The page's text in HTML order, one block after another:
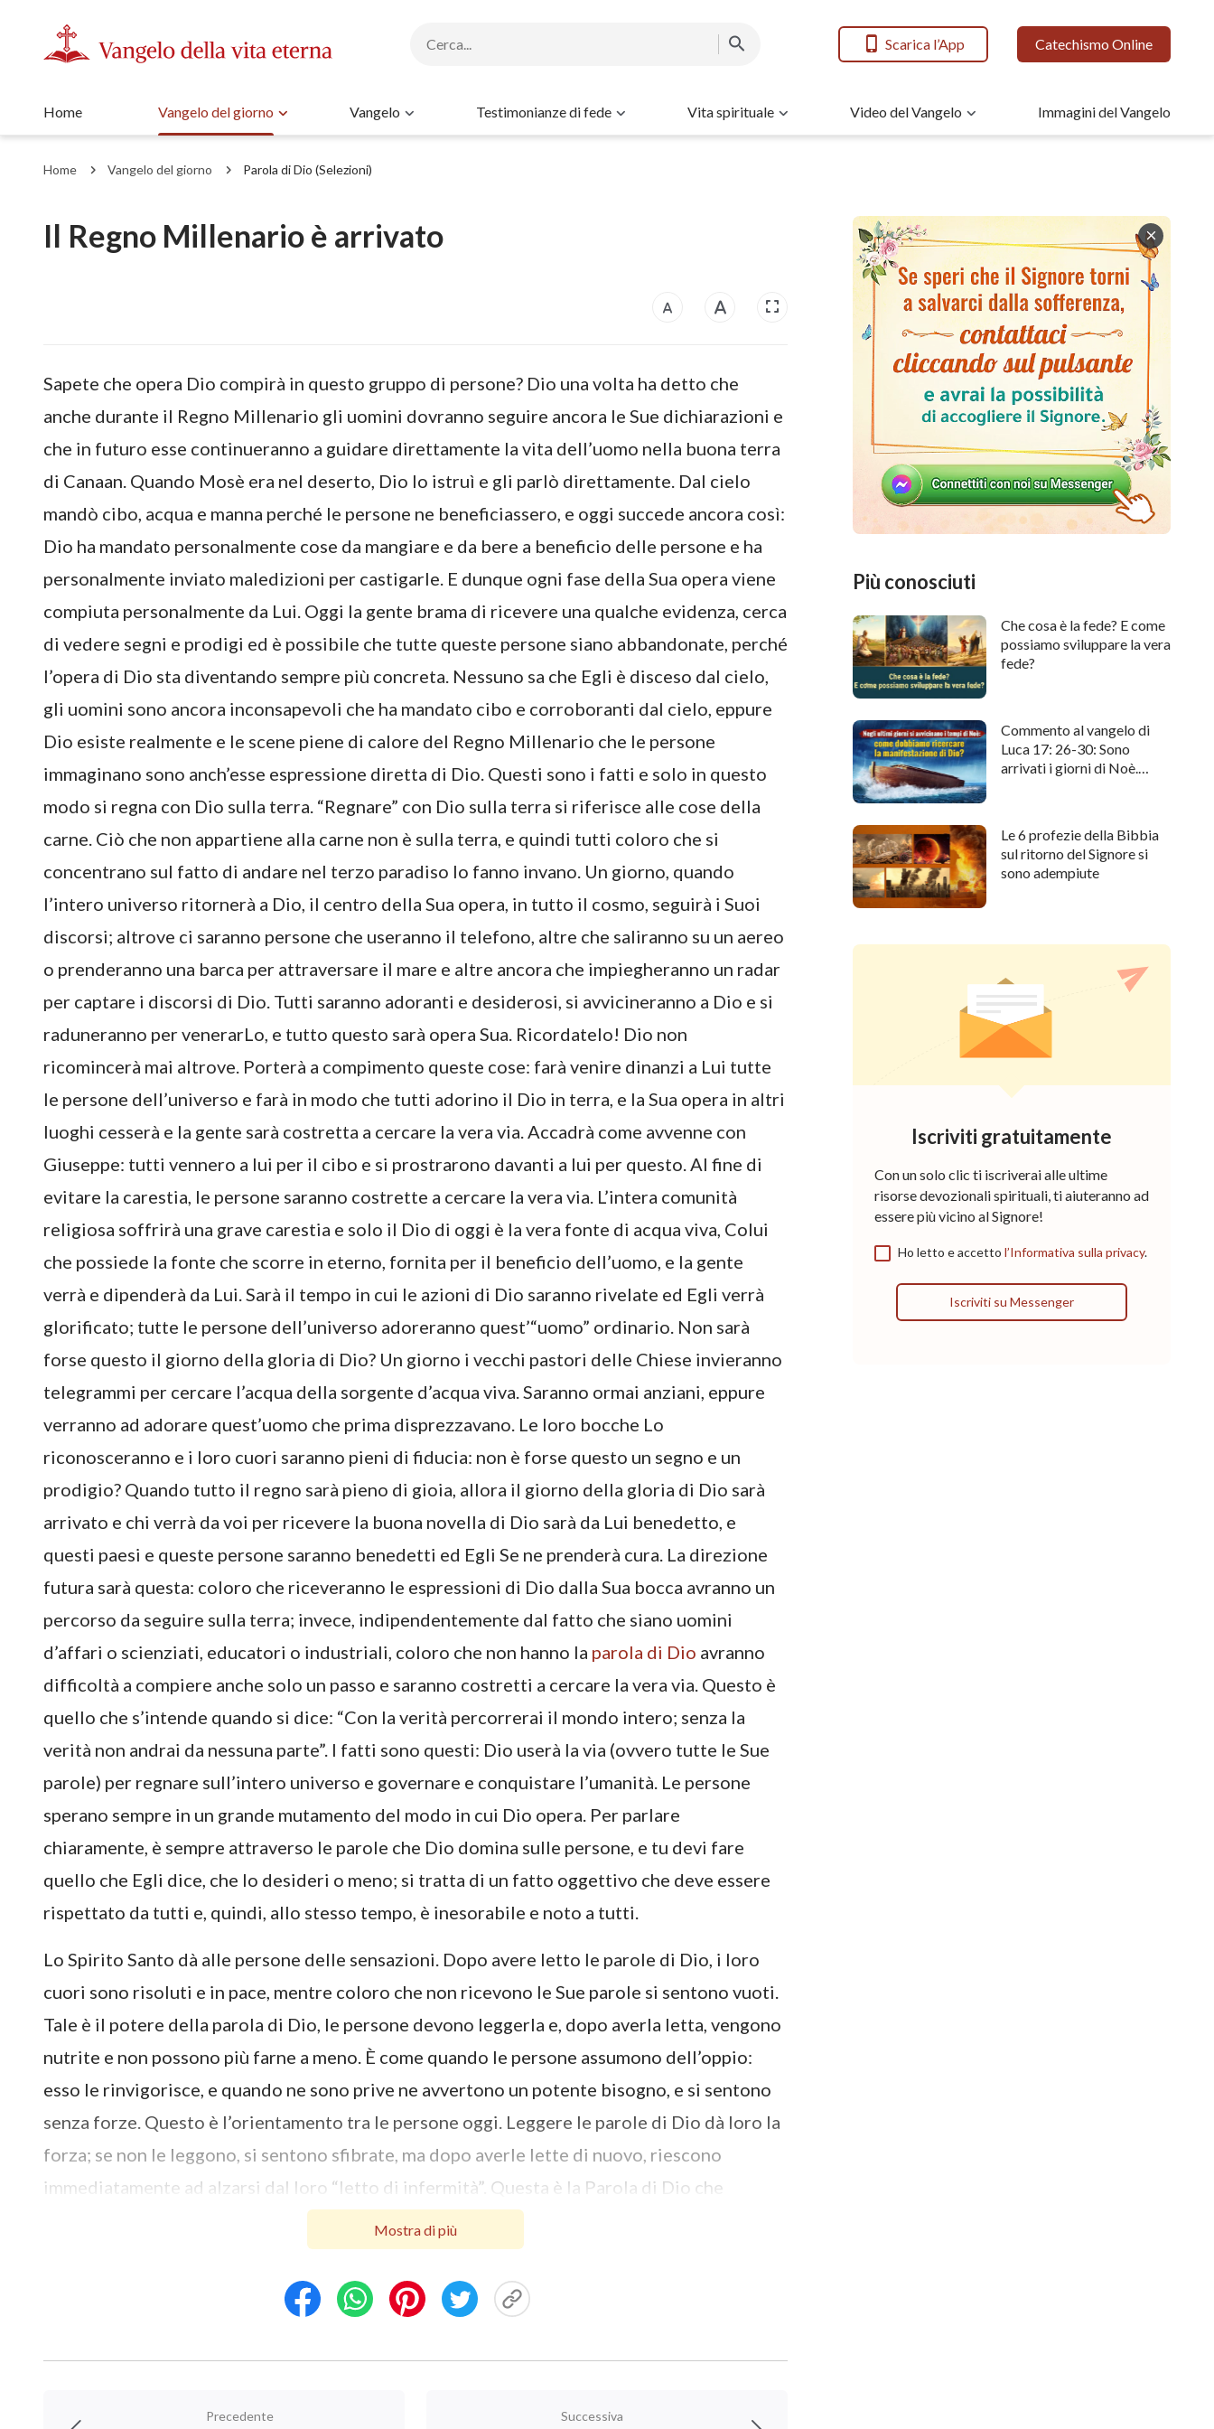
Scarica l’App Catechismo Online
Home Vangelo del giorno Vangelo Testimonianze di fede Vita spirituale Video del Vangelo Immagini del Vangelo
Home Vangelo del giorno Parola di Dio (Selezioni)
Il Regno Millenario è arrivato
Sapete che opera Dio compirà in questo gruppo di persone? Dio una volta ha detto che
anche durante il Regno Millenario gli uomini dovranno seguire ancora le Sue dichiarazioni e
che in futuro esse continueranno a guidare direttamente la vita dell’uomo nella buona terra
di Canaan. Quando Mosè era nel deserto, Dio lo istruì e gli parlò direttamente. Dal cielo
mandò cibo, acqua e manna perché le persone ne beneficiassero, e oggi succede ancora così:
Dio ha mandato personalmente cose da mangiare e da bere a beneficio delle persone e ha
personalmente inviato maledizioni per castigarle. E dunque ogni fase della Sua opera viene
compiuta personalmente da Lui. Oggi la gente brama di ricevere una qualche evidenza, cerca
di vedere segni e prodigi ed è possibile che tutte queste persone siano abbandonate, perché
l’opera di Dio sta diventando sempre più concreta. Nessuno sa che Egli è disceso dal cielo,
gli uomini sono ancora inconsapevoli che ha mandato cibo e corroboranti dal cielo, eppure
Dio esiste realmente e le scene piene di calore del Regno Millenario che le persone
immaginano sono anch’esse espressione diretta di Dio. Questi sono i fatti e solo in questo
modo si regna con Dio sulla terra. “Regnare” con Dio sulla terra si riferisce alle cose della
carne. Ciò che non appartiene alla carne non è sulla terra, e quindi tutti coloro che si
concentrano sul fatto di andare nel terzo paradiso lo fanno invano. Un giorno, quando
l’intero universo ritornerà a Dio, il centro della Sua opera, in tutto il cosmo, seguirà i Suoi
discorsi; altrove ci saranno persone che useranno il telefono, altre che saliranno su un aereo
o prenderanno una barca per attraversare il mare e altre ancora che impiegheranno un radar
per captare i discorsi di Dio. Tutti saranno adoranti e desiderosi, si avvicineranno a Dio e si
raduneranno per venerarLo, e tutto questo sarà opera Sua. Ricordatelo! Dio non
ricomincerà mai altrove. Porterà a compimento queste cose: farà venire dinanzi a Lui tutte
le persone dell’universo e farà in modo che tutti adorino il Dio in terra, e la Sua opera in altri
luoghi cesserà e la gente sarà costretta a cercare la vera via. Accadrà come avvenne con
Giuseppe: tutti vennero a lui per il cibo e si prostrarono davanti a lui per questo. Al fine di
evitare la carestia, le persone saranno costrette a cercare la vera via. L’intera comunità
religiosa soffrirà una grave carestia e solo il Dio di oggi è la vera fonte di acqua viva, Colui
che possiede la fonte che scorre in eterno, fornita per il beneficio dell’uomo, e la gente
verrà e dipenderà da Lui. Sarà il tempo in cui le azioni di Dio saranno rivelate ed Egli verrà
glorificato; tutte le persone dell’universo adoreranno quest’“uomo” ordinario. Non sarà
forse questo il giorno della gloria di Dio? Un giorno i vecchi pastori delle Chiese invieranno
telegrammi per cercare l’acqua della sorgente d’acqua viva. Saranno ormai anziani, eppure
verranno ad adorare quest’uomo che prima disprezzavano. Le loro bocche Lo
riconosceranno e i loro cuori saranno pieni di fiducia: non è forse questo un segno e un
prodigio? Quando tutto il regno sarà pieno di gioia, allora il giorno della gloria di Dio sarà
arrivato e chi verrà da voi per ricevere la buona novella di Dio sarà da Lui benedetto, e
questi paesi e queste persone saranno benedetti ed Egli Se ne prenderà cura. La direzione
futura sarà questa: coloro che riceveranno le espressioni di Dio dalla Sua bocca avranno un
percorso da seguire sulla terra; invece, indipendentemente dal fatto che siano uomini
d’affari o scienziati, educatori o industriali, coloro che non hanno la parola di Dio avranno
difficoltà a compiere anche solo un passo e saranno costretti a cercare la vera via. Questo è
quello che s’intende quando si dice: “Con la verità percorrerai il mondo intero; senza la
verità non andrai da nessuna parte”. I fatti sono questi: Dio userà la via (ovvero tutte le Sue
parole) per regnare sull’intero universo e governare e conquistare l’umanità. Le persone
sperano sempre in un grande mutamento del modo in cui Dio opera. Per parlare
chiaramente, è sempre attraverso le parole che Dio domina sulle persone, e tu devi fare
quello che Egli dice, che lo desideri o meno; si tratta di un fatto oggettivo che deve essere
rispettato da tutti e, quindi, allo stesso tempo, è inesorabile e noto a tutti.
Lo Spirito Santo dà alle persone delle sensazioni. Dopo avere letto le parole di Dio, i loro
cuori sono risoluti e in pace, mentre coloro che non ricevono le Sue parole si sentono vuoti.
Tale è il potere della parola di Dio, le persone devono leggerla e, dopo averla letta, vengono
nutrite e non possono più farne a meno. È come quando le persone assumono dell’oppio:
esso le rinvigorisce, e quando ne sono prive ne avvertono un potente bisogno, e si sentono
senza forze. Questo è l’orientamento tra le persone oggi. Leggere le parole di Dio dà loro la
forza; se non le leggono, si sentono sfibrate, ma dopo averle lette di nuovo, riescono
immediatamente ad alzarsi dal loro “letto di infermità”. Questa è la Parola di Dio che
esercita il potere sulla terra e Dio che governa la terra. Alcuni vorrebbero lasciare tutto,
oppure si sono stancati dell’opera di Dio. In ogni caso, non possono separarsi dalle Sue
parole; per quanto siano deboli, devono comunque vivere secondo le Sue parole; e per
quanto siano ribelli, essi non osano ancora separarsi dalle Sue parole. Queste dimostrano
parole di Dio si diffonderanno in innumerevoli case e diventeranno note a tutti, e solo allora
Mostra di più
Precedente Successiva
Più conosciuti
Che cosa è la fede? E come
possiamo sviluppare la vera
fede?
Commento al vangelo di
Luca 17: 26-30: Sono
arrivati i giorni di Noè.
Le 6 profezie della Bibbia
sul ritorno del Signore si
sono adempiute
Iscriviti gratuitamente
Con un solo clic ti iscriverai alle ultime
risorse devozionali spirituali, ti aiuteranno ad
essere più vicino al Signore!
Ho letto e accetto l’Informativa sulla privacy.
Iscriviti su Messenger